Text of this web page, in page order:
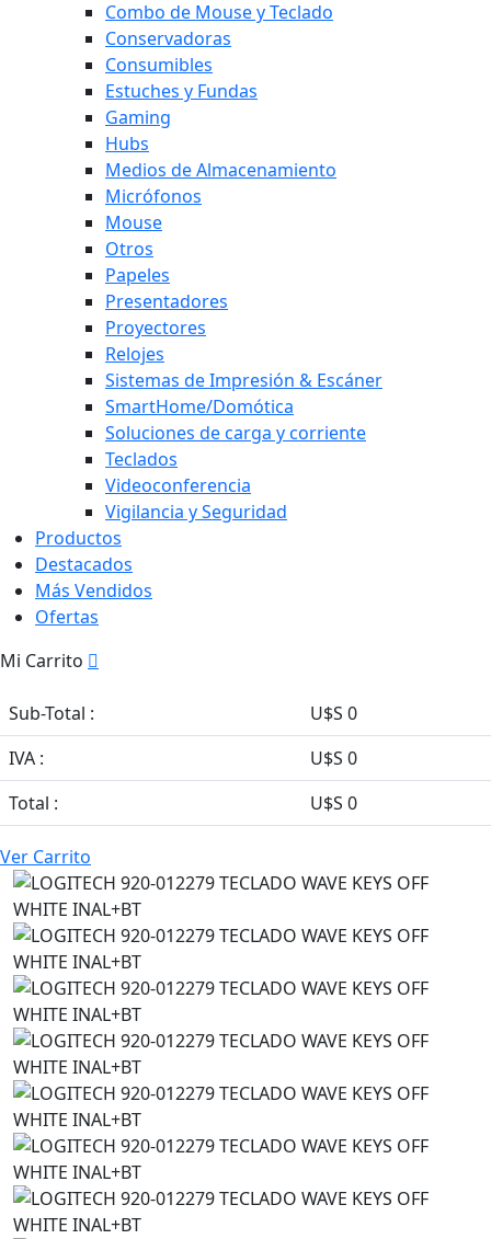
Combo de Mouse y Teclado
Conservadoras
Consumibles
Estuches y Fundas
Gaming
Hubs
Medios de Almacenamiento
Micrófonos
Mouse
Otros
Papeles
Presentadores
Proyectores
Relojes
Sistemas de Impresión & Escáner
SmartHome/Domótica
Soluciones de carga y corriente
Teclados
Videoconferencia
Vigilancia y Seguridad
Productos
Destacados
Más Vendidos
Ofertas
Mi Carrito
Sub-Total :
U$S 0
IVA :
U$S 0
Total :
U$S 0
Ver Carrito